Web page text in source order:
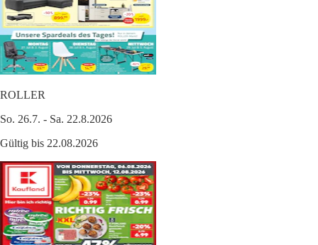
ROLLER
So. 26.7. - Sa. 22.8.2026
Gültig bis 22.08.2026